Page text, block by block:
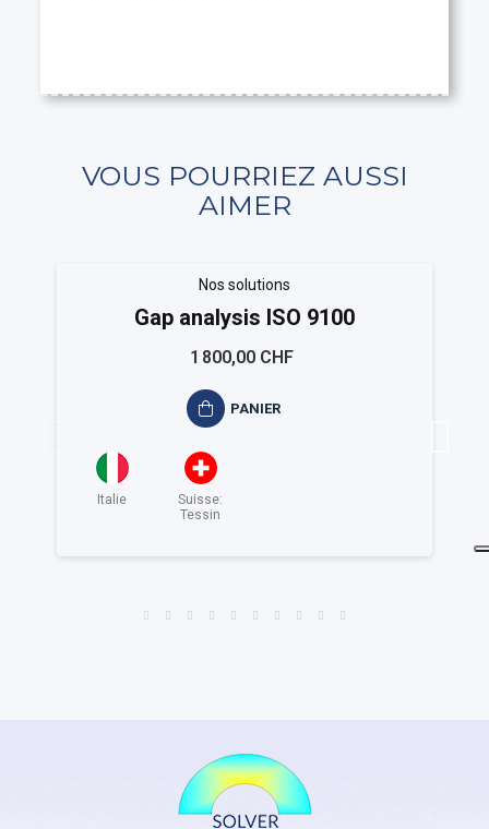
VOUS POURRIEZ AUSSI
AIMER
Nos solutions
Gap analysis ISO 9100
1 800,00 CHF
PANIER
Italie
Suisse:
Tessin